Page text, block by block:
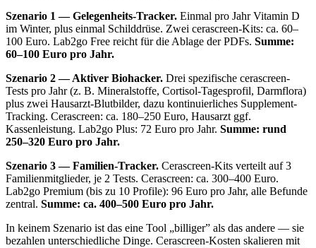
Szenario 1 — Gelegenheits-Tracker. Einmal pro Jahr Vitamin D
im Winter, plus einmal Schilddrüse. Zwei cerascreen-Kits: ca. 60–
100 Euro. Lab2go Free reicht für die Ablage der PDFs. Summe:
60–100 Euro pro Jahr.
Szenario 2 — Aktiver Biohacker. Drei spezifische cerascreen-
Tests pro Jahr (z. B. Mineralstoffe, Cortisol-Tagesprofil, Darmflora)
plus zwei Hausarzt-Blutbilder, dazu kontinuierliches Supplement-
Tracking. Cerascreen: ca. 180–250 Euro, Hausarzt ggf.
Kassenleistung. Lab2go Plus: 72 Euro pro Jahr. Summe: rund
250–320 Euro pro Jahr.
Szenario 3 — Familien-Tracker. Cerascreen-Kits verteilt auf 3
Familienmitglieder, je 2 Tests. Cerascreen: ca. 300–400 Euro.
Lab2go Premium (bis zu 10 Profile): 96 Euro pro Jahr, alle Befunde
zentral. Summe: ca. 400–500 Euro pro Jahr.
In keinem Szenario ist das eine Tool „billiger” als das andere — sie
bezahlen unterschiedliche Dinge. Cerascreen-Kosten skalieren mit